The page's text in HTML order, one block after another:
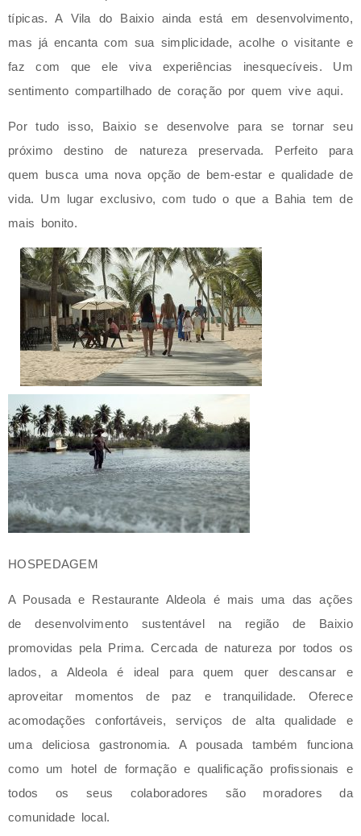
típicas. A Vila do Baixio ainda está em desenvolvimento,
mas já encanta com sua simplicidade, acolhe o visitante e
faz com que ele viva experiências inesquecíveis. Um
sentimento compartilhado de coração por quem vive aqui.
Por tudo isso, Baixio se desenvolve para se tornar seu
próximo destino de natureza preservada. Perfeito para
quem busca uma nova opção de bem-estar e qualidade de
vida. Um lugar exclusivo, com tudo o que a Bahia tem de
mais bonito.
HOSPEDAGEM
A Pousada e Restaurante Aldeola é mais uma das ações
de desenvolvimento sustentável na região de Baixio
promovidas pela Prima. Cercada de natureza por todos os
lados, a Aldeola é ideal para quem quer descansar e
aproveitar momentos de paz e tranquilidade. Oferece
acomodações confortáveis, serviços de alta qualidade e
uma deliciosa gastronomia. A pousada também funciona
como um hotel de formação e qualificação profissionais e
todos os seus colaboradores são moradores da
comunidade local.